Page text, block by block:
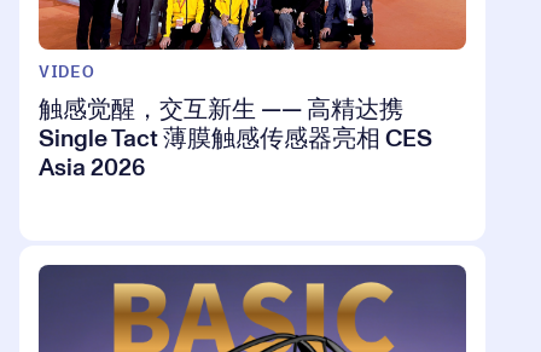
VIDEO
触感觉醒，交互新生 —— 高精达携
Single Tact 薄膜触感传感器亮相 CES
Asia 2026